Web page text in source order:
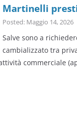
Martinelli
Posted: Maggio 14, 2026
Salve sono a
cambializzato tra
commerciale